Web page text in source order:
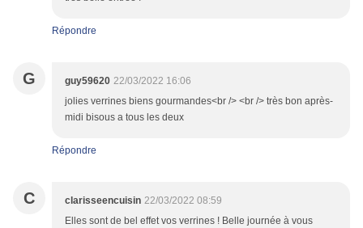
Répondre
G guy59620 22/03/2022 16:06
jolies verrines biens gourmandes<br /> <br /> très bon après-
midi bisous a tous les deux
Répondre
C clarisseencuisin 22/03/2022 08:59
Elles sont de bel effet vos verrines ! Belle journée à vous